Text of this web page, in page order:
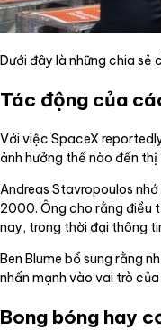
Dưới đây là những chia sẻ
Tác động của
Với việc SpaceX
ảnh hưởng thế nào đến
Andreas Stavropoulos
2000. Ông cho rằng điều
nay, trong thời đại thông
Ben Blume bổ sung rằng
nhấn mạnh vào vai trò
Bong bóng hay